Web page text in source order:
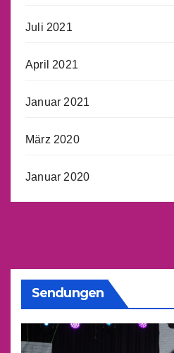
Juli 2021
April 2021
Januar 2021
März 2020
Januar 2020
Sendungen